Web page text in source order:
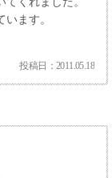
ます。
投稿日：2011.05.18